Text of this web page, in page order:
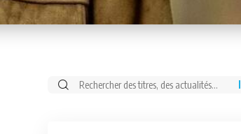
Rechercher: